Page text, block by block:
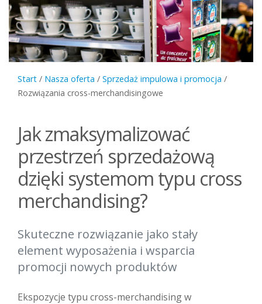
Start / Nasza oferta / Sprzedaż impulowa i promocja /
Rozwiązania cross-merchandisingowe
Jak zmaksymalizować
przestrzeń sprzedażową
dzięki systemom typu cross
merchandising?
Skuteczne rozwiązanie jako stały
element wyposażenia i wsparcia
promocji nowych produktów
Ekspozycje typu cross-merchandising w